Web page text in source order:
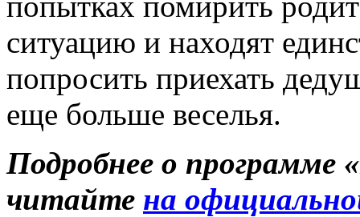
ситуацию и находят
попросить приехать
еще больше веселья.
Подробнее о программе
читайте на